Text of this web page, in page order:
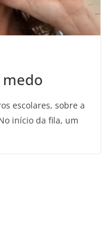
escolares, sobre a
início da fila, um